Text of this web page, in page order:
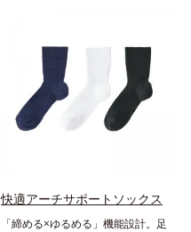
ックスやニーハイソックスが苦手な
方にもおすすめです。靴ひもをゆる
めずにはけるスニーカーなどを手軽
にはけるのも魅力です。生地が厚ぼ
ったくないので靴ひもをゆるめずに
快適アーチサポートソックス
「締める×ゆるめる」機能設計。足